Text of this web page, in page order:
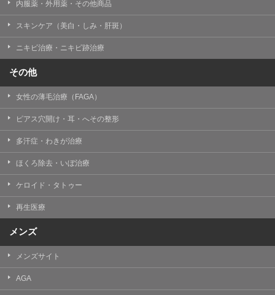
内服薬・外用薬・その他商品
スキンケア（美白・しみ・肝斑）
ニキビ治療・ニキビ跡治療
その他
女性の薄毛治療（FAGA）
ピアス穴開け・耳・へその整形
多汗症・わきが治療
ほくろ除去・いぼ治療
ケロイド・タトゥー
再生医療
メンズ
メンズサイト
AGA